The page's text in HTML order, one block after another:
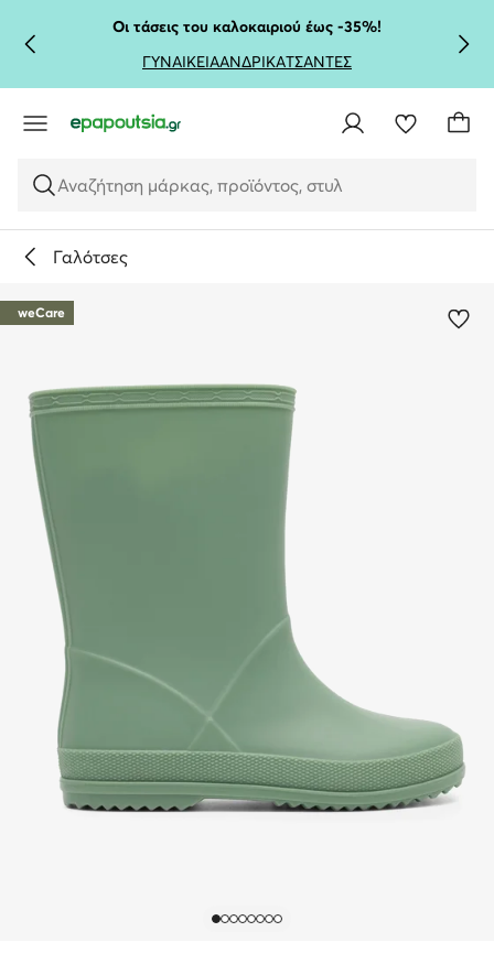
ΜΕΤΆΒΑΣΗ ΣΤΟ ΚΎΡΙΟ ΠΕΡΙΕΧΌΜΕΝΟ
ΜΕΤΆΒΑΣΗ ΣΤΗΝ ΑΝΑΖΉΤΗΣΗ
Οι τάσεις του καλοκαιριού έως -35%!
ΓΥΝΑΙΚΕΙΑΑΝΔΡΙΚΑΤΣΑΝΤΕΣ
Αναζήτηση μάρκας, προϊόντος, στυλ
Γαλότσες
weCare